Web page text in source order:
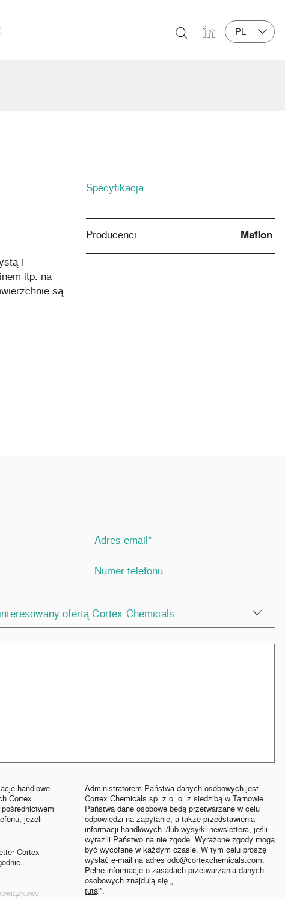
LinkedIn PL
i
itp. na
są
Specyfikacja
Producenci Maflon
ofertą Cortex Chemicals
handlowe
Cortex
jeżeli
Cortex
Administratorem Państwa danych osobowych jest
Cortex Chemicals sp. z o. o. z siedzibą w Tarnowie.
Państwa dane osobowe będą przetwarzane w celu
odpowiedzi na zapytanie, a także przedstawienia
informacji handlowych i/lub wysyłki newslettera, jeśli
wyrazili Państwo na nie zgodę. Wyrażone zgody mogą
być wycofane w każdym czasie. W tym celu proszę
wysłać e-mail na adres odo@cortexchemicals.com.
Pełne informacje o zasadach przetwarzania danych
osobowych znajdują się „
tutaj”.